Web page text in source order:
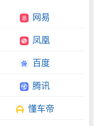
网易
凤凰
百度
腾讯
懂车帝